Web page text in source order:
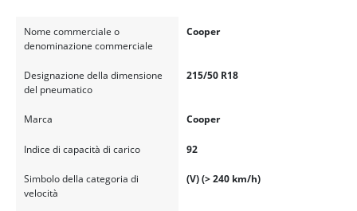
Nome commerciale o
denominazione commerciale
Cooper
Designazione della dimensione
del pneumatico
215/50 R18
Marca Cooper
Indice di capacità di carico 92
Simbolo della categoria di
velocità
(V) (> 240 km/h)